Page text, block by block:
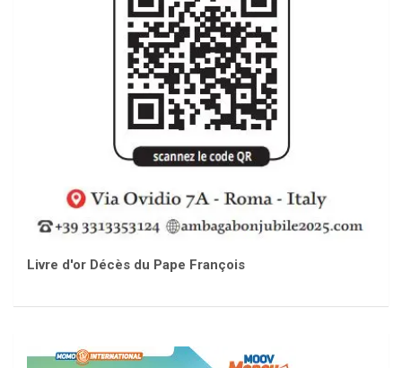
Livre d'or Décès du Pape François